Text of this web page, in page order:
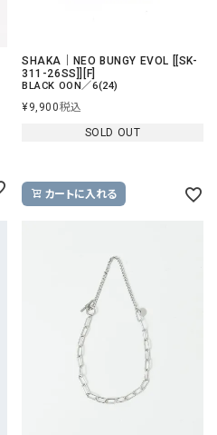
SHAKA｜NEO BUNGY EVOL [[SK-
311-26SS]][F]
BLACK OON／6(24)
¥9,900税込
SOLD OUT
カートに入れる